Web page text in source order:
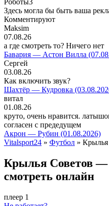
Роботы3
Здесь могла бы быть ваша
Комментируют
Maksim
07.08.26
а где смотреть то? Ничего нет
Бавария — Астон Вилла
Сергей
03.08.26
Как включить звук?
Шахтёр — Кудровка
витал
01.08.26
круто, очень нравится.
согласен с предедущем
Акрон — Рубин (01.08.2026)
Vitalsport24 » Футбол »
Крылья Советов —
смотреть онлайн
плеер 1